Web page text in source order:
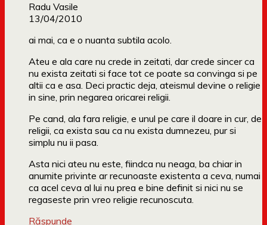
Radu Vasile
13/04/2010
ai mai, ca e o nuanta subtila acolo.
Ateu e ala care nu crede in zeitati, dar crede sincer ca
nu exista zeitati si face tot ce poate sa convinga si pe
altii ca e asa. Deci practic deja, ateismul devine o religie
in sine, prin negarea oricarei religii.
Pe cand, ala fara religie, e unul pe care il doare in cur, de
religii, ca exista sau ca nu exista dumnezeu, pur si
simplu nu ii pasa.
Asta nici ateu nu este, fiindca nu neaga, ba chiar in
anumite privinte ar recunoaste existenta a ceva, numai
ca acel ceva al lui nu prea e bine definit si nici nu se
regaseste prin vreo religie recunoscuta.
Răspunde